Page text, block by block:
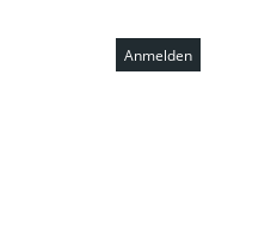
Anmelden